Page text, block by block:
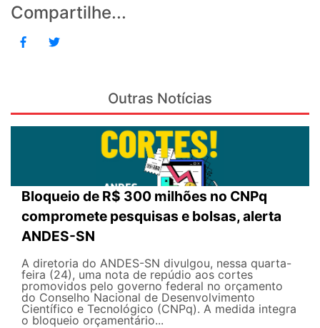
Compartilhe...
Outras Notícias
Bloqueio de R$ 300 milhões no CNPq
compromete pesquisas e bolsas, alerta
ANDES-SN
A diretoria do ANDES-SN divulgou, nessa quarta-
feira (24), uma nota de repúdio aos cortes
promovidos pelo governo federal no orçamento
do Conselho Nacional de Desenvolvimento
Científico e Tecnológico (CNPq). A medida integra
o bloqueio orçamentário...